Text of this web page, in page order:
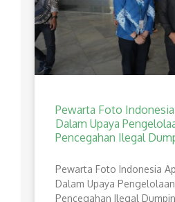
Pewarta Foto Indonesia
Dalam Upaya
Pencegahan Ilegal
Pewarta Foto Indonesia
Dalam Upaya
Pencegahan Ilegal